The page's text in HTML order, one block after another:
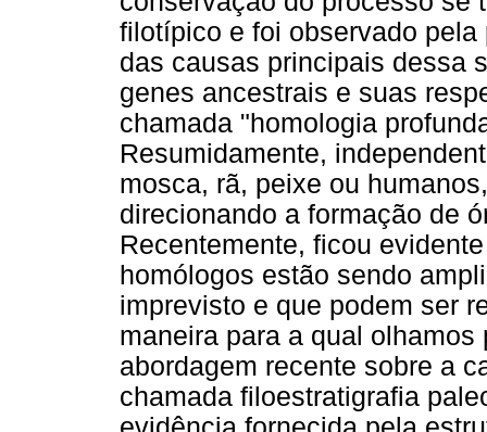
filotípico e foi observado
das causas principais dessa
genes ancestrais e suas
chamada "homologia
Resumidamente,
mosca, rã, peixe ou
direcionando a formação de
Recentemente, ficou
homólogos estão sendo
imprevisto e que podem ser
maneira para a qual
abordagem recente sobre a
chamada filoestratigrafia